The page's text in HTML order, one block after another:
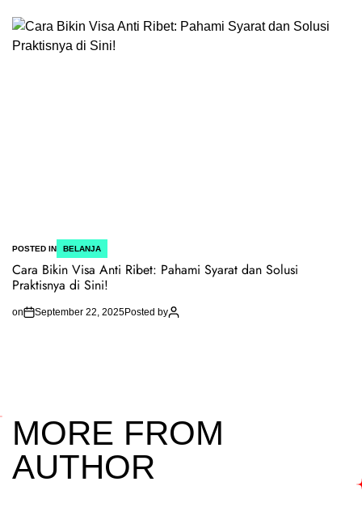
POSTED IN BELANJA
Cara Bikin Visa Anti Ribet: Pahami Syarat dan Solusi
Praktisnya di Sini!
on September 22, 2025Posted by
MORE FROM
AUTHOR